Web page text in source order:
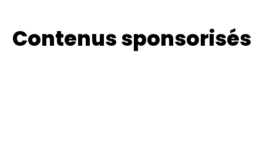
Contenus sponsorisés